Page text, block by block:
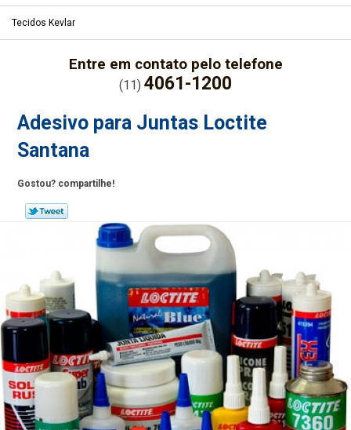
Tecidos Kevlar
Entre em contato pelo telefone
(11) 4061-1200
Adesivo para Juntas Loctite
Santana
Gostou? compartilhe!